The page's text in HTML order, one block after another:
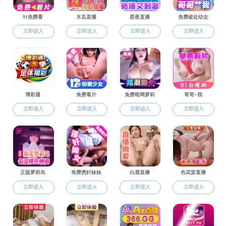
监督举报
清廉材化
宣教园地
监督举报
举报电话：
电子邮箱：
地址：国内自拍